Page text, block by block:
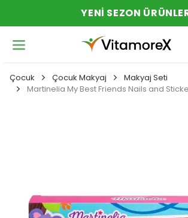
YENI SEZON
Çocuk Çocuk Makyaj
Makyaj Seti
Martinelia My Best Friends Nails and